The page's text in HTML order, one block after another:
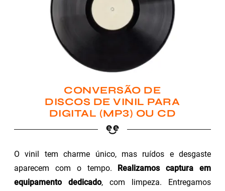
CONVERSÃO DE
DISCOS DE VINIL PARA
DIGITAL (MP3) OU CD
O vinil tem charme único, mas ruídos e desgaste
aparecem com o tempo.
Realizamos captura em
equipamento dedicado, com limpeza. Entregamos